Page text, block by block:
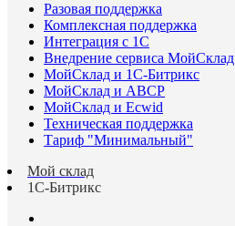
Разовая поддержка
Комплексная поддержка
Интеграция с 1С
Внедрение сервиса МойСклад
МойСклад и 1С-Битрикс
МойСклад и ABCP
МойСклад и Ecwid
Техническая поддержка
Тариф "Минимальный"
Мой склад
1С-Битрикс